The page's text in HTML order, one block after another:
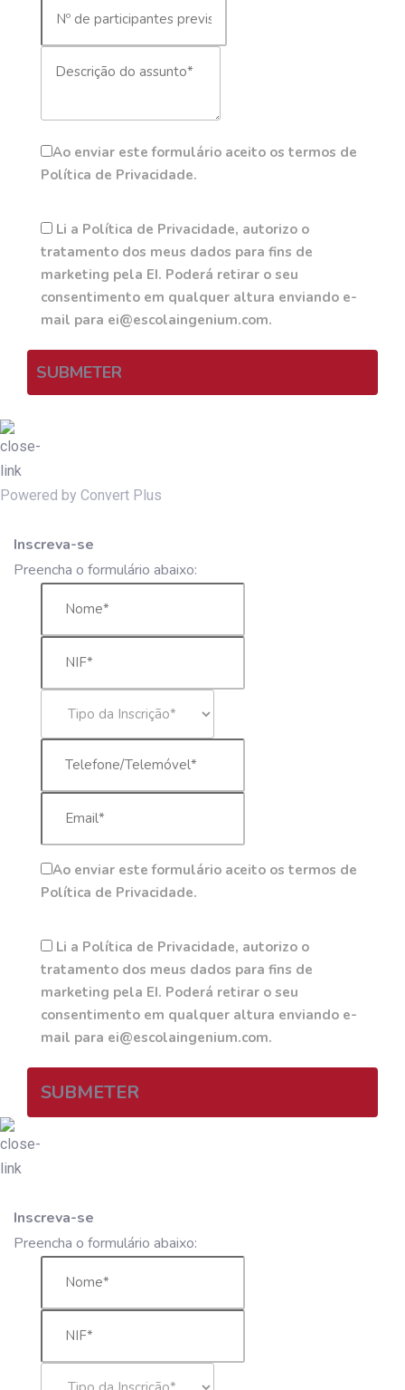
Ao enviar este formulário aceito os termos de
Política de Privacidade.
Li a Política de Privacidade, autorizo o
tratamento dos meus dados para fins de
marketing pela EI. Poderá retirar o seu
consentimento em qualquer altura enviando e-
mail para ei@escolaingenium.com.
SUBMETER
Powered by Convert Plus
Inscreva-se
Preencha o formulário abaixo:
Ao enviar este formulário aceito os termos de
Política de Privacidade.
Li a Política de Privacidade, autorizo o
tratamento dos meus dados para fins de
marketing pela EI. Poderá retirar o seu
consentimento em qualquer altura enviando e-
mail para ei@escolaingenium.com.
SUBMETER
Inscreva-se
Preencha o formulário abaixo: